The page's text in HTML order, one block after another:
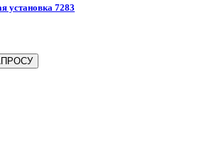
установка 7283